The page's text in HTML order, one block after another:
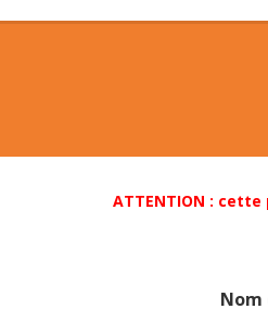
ATTENTION : cette